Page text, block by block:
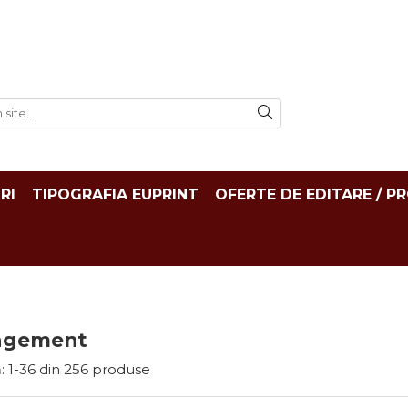
TIPOGRAFIA EUPRINT OFERTE DE EDITARE /
1-36 din 256 produse